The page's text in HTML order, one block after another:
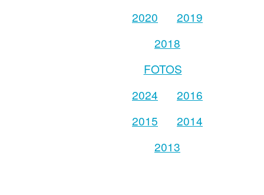
2020
2019
2018
FOTOS
2024
2016
2015
2014
2013